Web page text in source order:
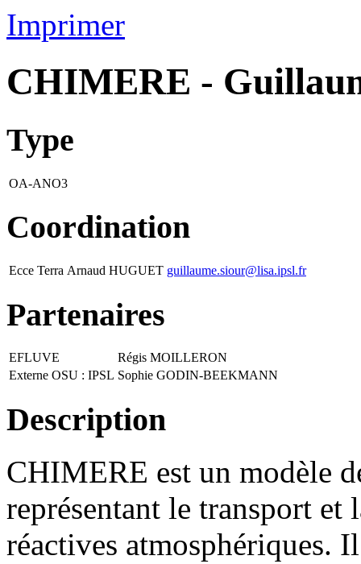
Imprimer
CHIMERE -
Type
OA-ANO3
Coordination
Ecce Terra Arnaud HUGUET guillaume.siour@lisa.ipsl.fr
Partenaires
EFLUVE
Régis MOILLERON
Externe OSU : IPSL Sophie GODIN-BEEKMANN
Description
CHIMERE est un modèle
représentant le transport et
réactives atmosphériques.